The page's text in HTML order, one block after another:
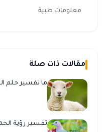
معلومات طبية
مقالات ذات صلة
ما تفسير حلم
تفسير رؤية